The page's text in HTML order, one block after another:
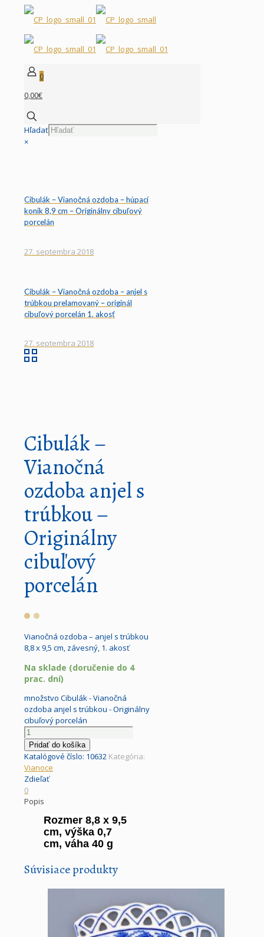
0
0,00€
Hľadať
×
Cibulák – Vianočná ozdoba – húpací
koník 8,9 cm – Originálny cibuľový
porcelán
27. septembra 2018
Cibulák – Vianočná ozdoba – anjel s
trúbkou prelamovaný – originál
cibuľový porcelán 1. akosť
27. septembra 2018
Cibulák –
Vianočná
ozdoba anjel s
trúbkou –
Originálny
cibuľový
porcelán
Vianočná ozdoba – anjel s trúbkou
8,8 x 9,5 cm, závesný, 1. akosť
Na sklade (doručenie do 4
prac. dní)
množstvo Cibulák - Vianočná
ozdoba anjel s trúbkou - Originálny
cibuľový porcelán
Pridať do košíka
Katalógové číslo: 10632 Kategória:
Vianoce
Zdieľať
0
Popis
Rozmer 8,8 x 9,5
cm, výška 0,7
cm, váha 40 g
Súvisiace produkty